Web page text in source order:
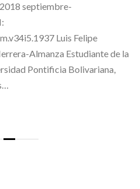
septiembre-
Luis Felipe
Almanza Estudiante de la
Pontificia Bolivariana,